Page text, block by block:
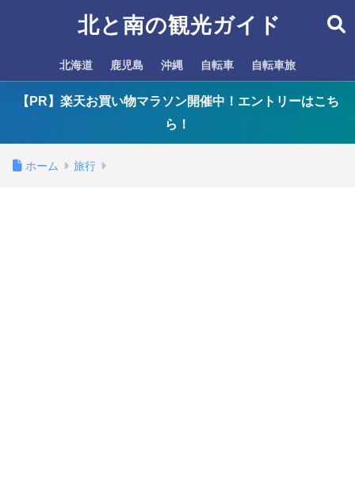
北と南の観光ガイド
北海道 鹿児島 沖縄 自転車 自転車旅
【PR】楽天お買い物マラソン開催中！エントリーはこち
ら！
ホーム 旅行